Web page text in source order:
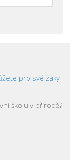
pro své žáky
školu v přírodě?